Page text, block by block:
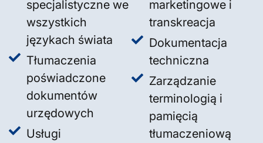
specjalistyczne we
wszystkich
językach świata
Tłumaczenia
poświadczone
dokumentów
urzędowych
Usługi
marketingowe i
transkreacja
Dokumentacja
techniczna
Zarządzanie
terminologią i
pamięcią
tłumaczeniową